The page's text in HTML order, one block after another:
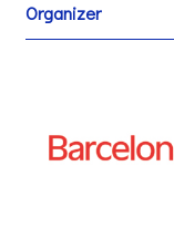
Organizer